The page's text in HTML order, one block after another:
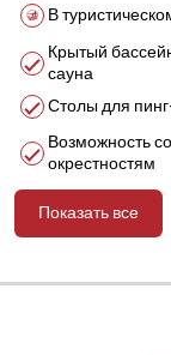
В
Крытый
сауна
Столы для
Возможность
окрестностям
Показать все